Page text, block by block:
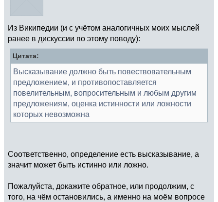
Из Википедии (и с учётом аналогичных моих мыслей
ранее в дискуссии по этому поводу):
Цитата:
Высказывание должно быть повествовательным
предложением, и противопоставляется
повелительным, вопросительным и любым другим
предложениям, оценка истинности или ложности
которых невозможна
Соответственно, определение есть высказывание, а
значит может быть истинно или ложно.
Пожалуйста, докажите обратное, или продолжим, с
того, на чём остановились, а именно на моём вопросе